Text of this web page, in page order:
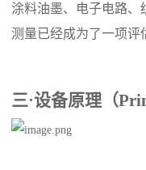
涂料油墨、电子电路、
测量已经成为了一项评
三·设备原理（